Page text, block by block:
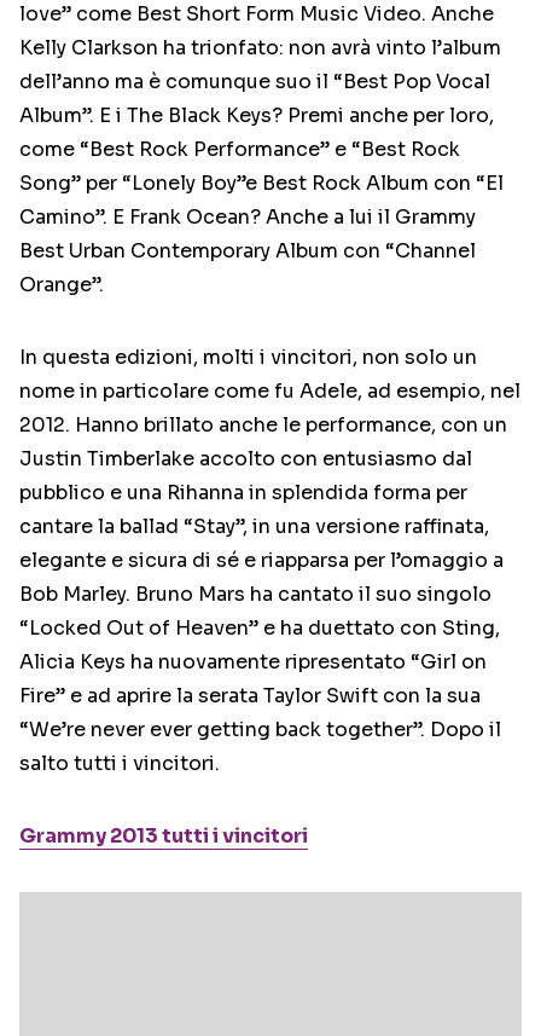
love” come Best Short Form Music Video. Anche
Kelly Clarkson ha trionfato: non avrà vinto l’album
dell’anno ma è comunque suo il “Best Pop Vocal
Album”. E i The Black Keys? Premi anche per loro,
come “Best Rock Performance” e “Best Rock
Song” per “Lonely Boy”e Best Rock Album con “El
Camino”. E Frank Ocean? Anche a lui il Grammy
Best Urban Contemporary Album con “Channel
Orange”.
In questa edizioni, molti i vincitori, non solo un
nome in particolare come fu Adele, ad esempio, nel
2012. Hanno brillato anche le performance, con un
Justin Timberlake accolto con entusiasmo dal
pubblico e una Rihanna in splendida forma per
cantare la ballad “Stay”, in una versione raffinata,
elegante e sicura di sé e riapparsa per l’omaggio a
Bob Marley. Bruno Mars ha cantato il suo singolo
“Locked Out of Heaven” e ha duettato con Sting,
Alicia Keys ha nuovamente ripresentato “Girl on
Fire” e ad aprire la serata Taylor Swift con la sua
“We’re never ever getting back together”. Dopo il
salto tutti i vincitori.
Grammy 2013 tutti i vincitori